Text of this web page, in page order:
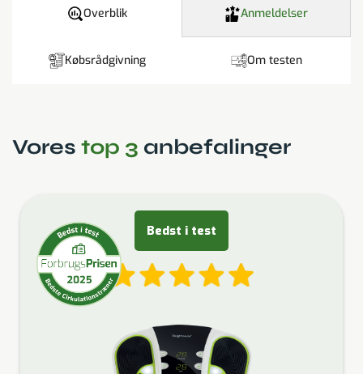
Overblik Anmeldelser
Købsrådgivning Om testen
Vores top 3 anbefalinger
Bedst i test